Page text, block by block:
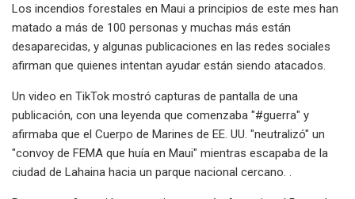
Los incendios forestales en Maui a principios de este mes han
matado a más de 100 personas y muchas más están
desaparecidas, y algunas publicaciones en las redes sociales
afirman que quienes intentan ayudar están siendo atacados.
Un video en TikTok mostró capturas de pantalla de una
publicación, con una leyenda que comenzaba "#guerra" y
afirmaba que el Cuerpo de Marines de EE. UU. "neutralizó" un
"convoy de FEMA que huía en Maui" mientras escapaba de la
ciudad de Lahaina hacia un parque nacional cercano. .